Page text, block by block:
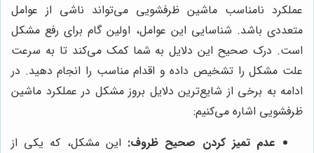
عملکرد نامناسب ماشین ظرفشویی می‌تواند ناشی از عوامل
متعددی باشد. شناسایی این عوامل، اولین گام برای رفع مشکل
است. درک صحیح این دلایل به شما کمک می‌کند تا به سرعت
علت مشکل را تشخیص داده و اقدام مناسب را انجام دهید. در
ادامه به برخی از شایع‌ترین دلایل بروز مشکل در عملکرد ماشین
ظرفشویی اشاره می‌کنیم:
عدم تمیز کردن صحیح ظروف: این مشکل، که یکی از